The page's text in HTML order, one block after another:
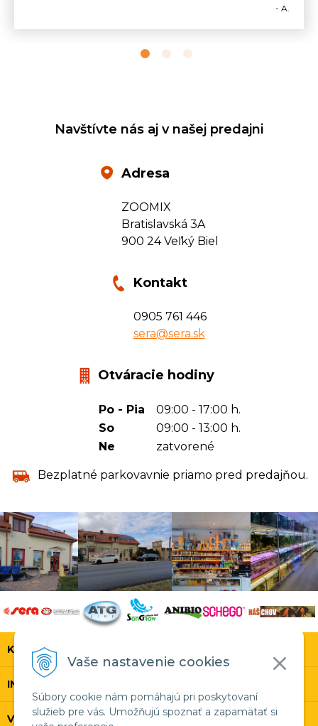
Vaše nastavenie cookies
Súbory cookie nám pomáhajú pri poskytovaní
služieb pre vás. Umožňujú spoznať a zapamätať si
- A.
Navštívte nás aj v našej predajni
Adresa
ZOOMIX
Bratislavská 3A
900 24 Veľký Biel
Kontakt
0905 761 446
sera@sera.sk
Otváracie hodiny
Po - Pia
09:00 - 17:00 h.
So
09:00 - 13:00 h.
Ne
zatvorené
Bezplatné parkovavnie priamo pred predajňou.
KONTAKT
INFOLINKA
VŠETKO O NÁKUPE